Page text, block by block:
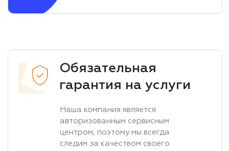
Обязательная
гарантия на услуги
Наша компания является
авторизованным сервисным
центром, поэтому мы всегда
следим за качеством своего